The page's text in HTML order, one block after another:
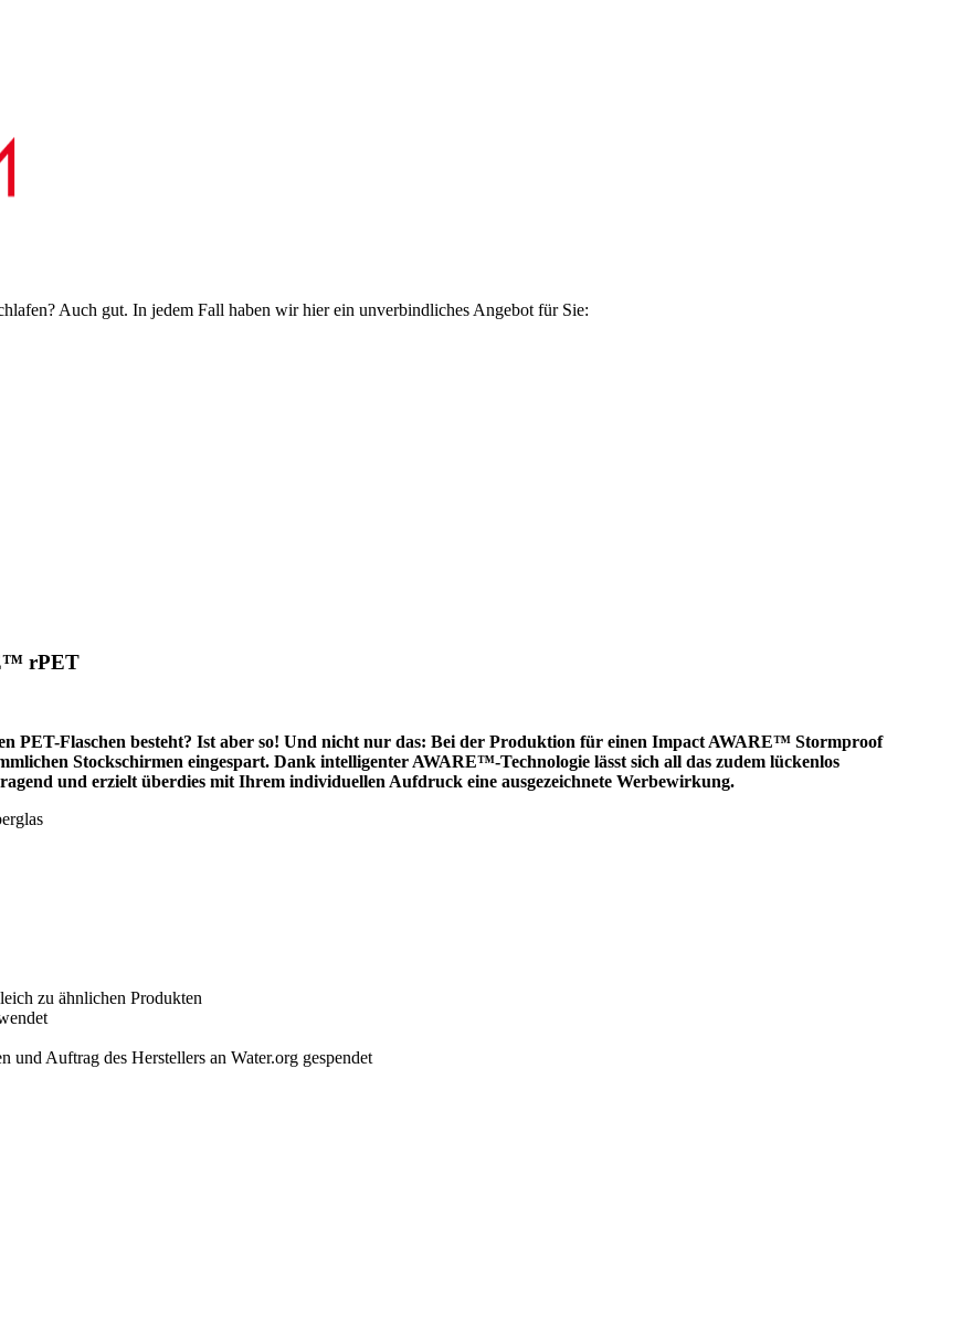
Auch gut. In jedem Fall haben wir hier ein unverbindliches Angebot für Sie:
rPET
PET-Flaschen besteht? Ist aber so! Und nicht nur das: Bei der Produktion für einen Impact AWARE™ Stormproof
Stockschirmen eingespart. Dank intelligenter AWARE™-Technologie lässt sich all das zudem lückenlos
und erzielt überdies mit Ihrem individuellen Aufdruck eine ausgezeichnete Werbewirkung.
zu ähnlichen Produkten
und Auftrag des Herstellers an Water.org gespendet